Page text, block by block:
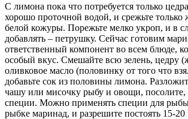
С лимона пока что потребуется только
хорошо проточной водой, и срежьте только
белой кожуры. Порежьте мелко укроп, и в
добавлять – петрушку. Сейчас готовим
ответственный компонент во всем блюде,
особый вкус. Смешайте всю зелень, цедру
оливковое масло (половинку от того что
добавьте сок из половины лимона.
чашу или мисочку рыбу и овощи, посолите,
специи. Можно применять специи для
рыбке маринад, и разрешите постоять 15-